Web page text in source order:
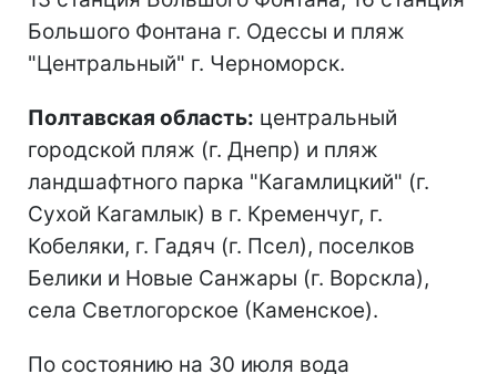
Большого Фонтана г. Одессы и пляж
"Центральный" г. Черноморск.
Полтавская область: центральный
городской пляж (г. Днепр) и пляж
ландшафтного парка "Кагамлицкий" (г.
Сухой Кагамлык) в г. Кременчуг, г.
Кобеляки, г. Гадяч (г. Псел), поселков
Белики и Новые Санжары (г. Ворскла),
села Светлогорское (Каменское).
По состоянию на 30 июля вода